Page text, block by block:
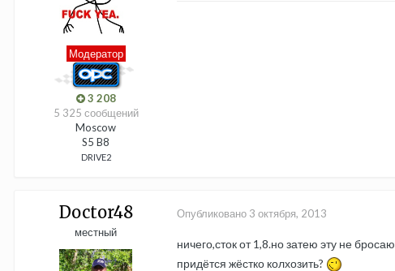
Модератор
3 208
5 325 сообщений
Moscow
S5 B8
DRIVE2
Doctor48
местный
Опубликовано 3 октября, 2013
ничего,сток от 1,8.но затею эту не бросаю
придётся жёстко колхозить?